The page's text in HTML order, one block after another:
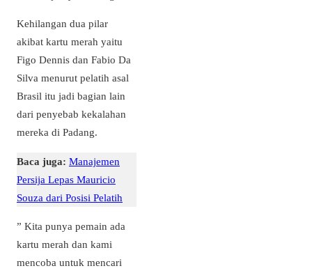
Kehilangan dua pilar
akibat kartu merah yaitu
Figo Dennis dan Fabio Da
Silva menurut pelatih asal
Brasil itu jadi bagian lain
dari penyebab kekalahan
mereka di Padang.
Baca juga: Manajemen
Persija Lepas Mauricio
Souza dari Posisi Pelatih
” Kita punya pemain ada
kartu merah dan kami
mencoba untuk mencari